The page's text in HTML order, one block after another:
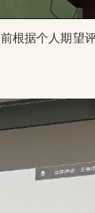
根据个人期望